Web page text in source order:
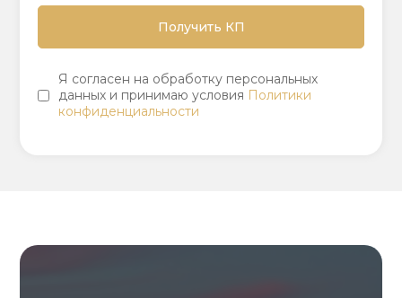
Я согласен на обработку персональных
данных и принимаю условия Политики
конфиденциальности